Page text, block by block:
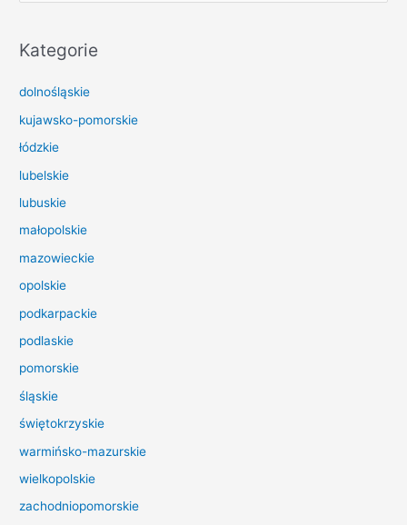
k
j
d
l
Kategorie
dolnośląskie
kujawsko-pomorskie
łódzkie
lubelskie
lubuskie
małopolskie
mazowieckie
opolskie
podkarpackie
podlaskie
pomorskie
śląskie
świętokrzyskie
warmińsko-mazurskie
wielkopolskie
zachodniopomorskie